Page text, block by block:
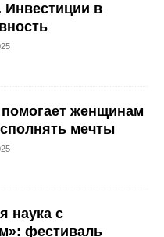
в
женщинам
мечты
наука с
фестиваль